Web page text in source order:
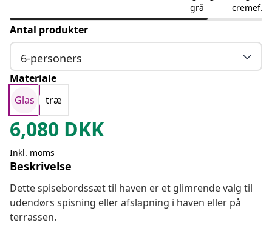
grå
cremefar
vet
Antal produkter
6-personers
Materiale
Glas
træ
6,080 DKK
Inkl. moms
Beskrivelse
Dette spisebordssæt til haven er et glimrende valg til
udendørs spisning eller afslapning i haven eller på
terrassen.